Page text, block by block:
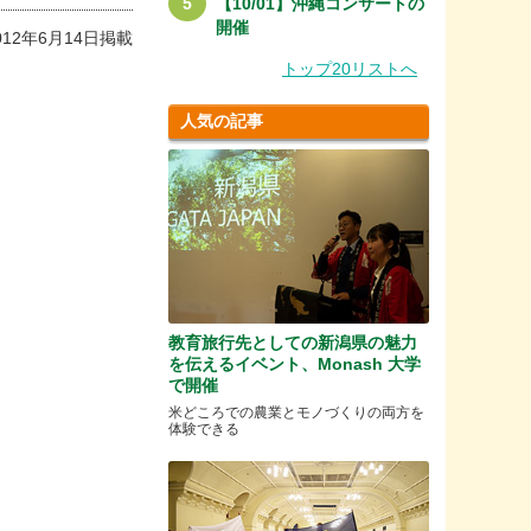
年6月14日掲載
開催
トップ20リストへ
人気の記事
教育旅行先としての新潟県の魅力
を伝えるイベント、Monash 大学
で開催
米どころでの農業とモノづくりの両方を
体験できる